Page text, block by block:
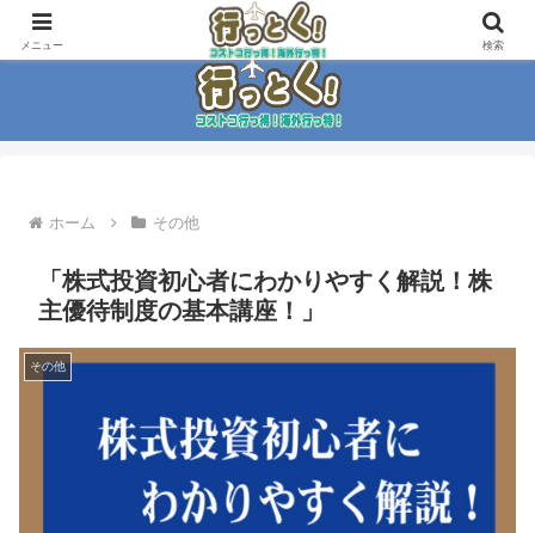
コストコ大好き家族がイチ押商品紹介！！
ホーム その他
「株式投資初心者にわかりやすく解説！株
主優待制度の基本講座！」
その他
メニュー 検索